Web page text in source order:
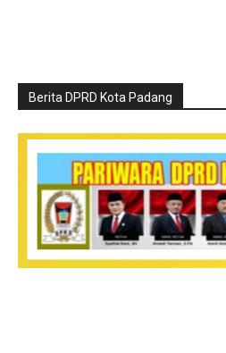
Berita DPRD Kota Padang